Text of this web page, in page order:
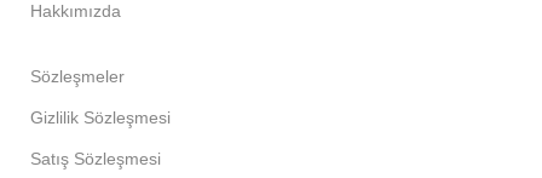
Hakkımızda
Sözleşmeler
Gizlilik Sözleşmesi
Satış Sözleşmesi